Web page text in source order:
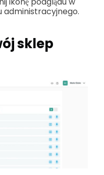
administracyjnego.
sklep